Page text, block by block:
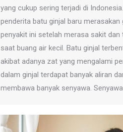
yang cukup sering terjadi di
penderita batu ginjal baru merasakan
penyakit ini setelah merasa sakit dan
saat buang air kecil. Batu ginjal
akibat adanya zat yang mengalami
dalam ginjal terdapat banyak aliran
membawa banyak senyawa.